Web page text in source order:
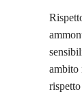
ambito